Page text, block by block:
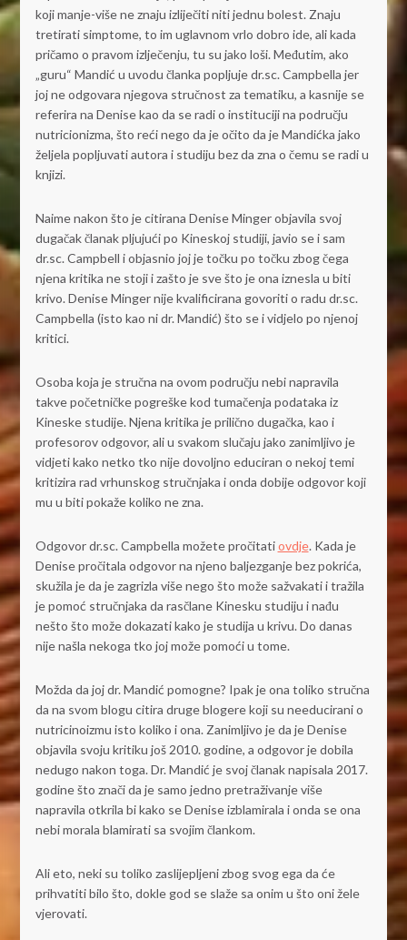
koji manje-više ne znaju izliječiti niti jednu bolest. Znaju
tretirati simptome, to im uglavnom vrlo dobro ide, ali kada
pričamo o pravom izlječenju, tu su jako loši. Međutim, ako
„guru“ Mandić u uvodu članka popljuje dr.sc. Campbella jer
joj ne odgovara njegova stručnost za tematiku, a kasnije se
referira na Denise kao da se radi o instituciji na području
nutricionizma, što reći nego da je očito da je Mandićka jako
željela popljuvati autora i studiju bez da zna o čemu se radi u
knjizi.
Naime nakon što je citirana Denise Minger objavila svoj
dugačak članak pljujući po Kineskoj studiji, javio se i sam
dr.sc. Campbell i objasnio joj je točku po točku zbog čega
njena kritika ne stoji i zašto je sve što je ona iznesla u biti
krivo. Denise Minger nije kvalificirana govoriti o radu dr.sc.
Campbella (isto kao ni dr. Mandić) što se i vidjelo po njenoj
kritici.
Osoba koja je stručna na ovom području nebi napravila
takve početničke pogreške kod tumačenja podataka iz
Kineske studije. Njena kritika je prilično dugačka, kao i
profesorov odgovor, ali u svakom slučaju jako zanimljivo je
vidjeti kako netko tko nije dovoljno educiran o nekoj temi
kritizira rad vrhunskog stručnjaka i onda dobije odgovor koji
mu u biti pokaže koliko ne zna.
Odgovor dr.sc. Campbella možete pročitatiovdje. Kada je
Denise pročitala odgovor na njeno baljezganje bez pokrića,
skužila je da je zagrizla više nego što može sažvakati i tražila
je pomoć stručnjaka da rasčlane Kinesku studiju i nađu
nešto što može dokazati kako je studija u krivu. Do danas
nije našla nekoga tko joj može pomoći u tome.
Možda da joj dr. Mandić pomogne? Ipak je ona toliko stručna
da na svom blogu citira druge blogere koji su needucirani o
nutricinoizmu isto koliko i ona. Zanimljivo je da je Denise
objavila svoju kritiku još 2010. godine, a odgovor je dobila
nedugo nakon toga. Dr. Mandić je svoj članak napisala 2017.
godine što znači da je samo jedno pretraživanje više
napravila otkrila bi kako se Denise izblamirala i onda se ona
nebi morala blamirati sa svojim člankom.
Ali eto, neki su toliko zaslijepljeni zbog svog ega da će
prihvatiti bilo što, dokle god se slaže sa onim u što oni žele
vjerovati.